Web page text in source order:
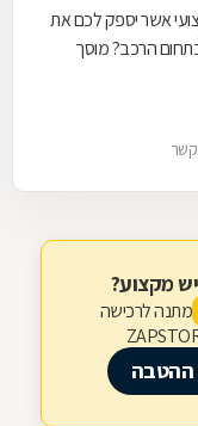
אשר יספק לכם את
הרכב? מוסך
מקצוע?
מתנה לרכישה
ההטבה